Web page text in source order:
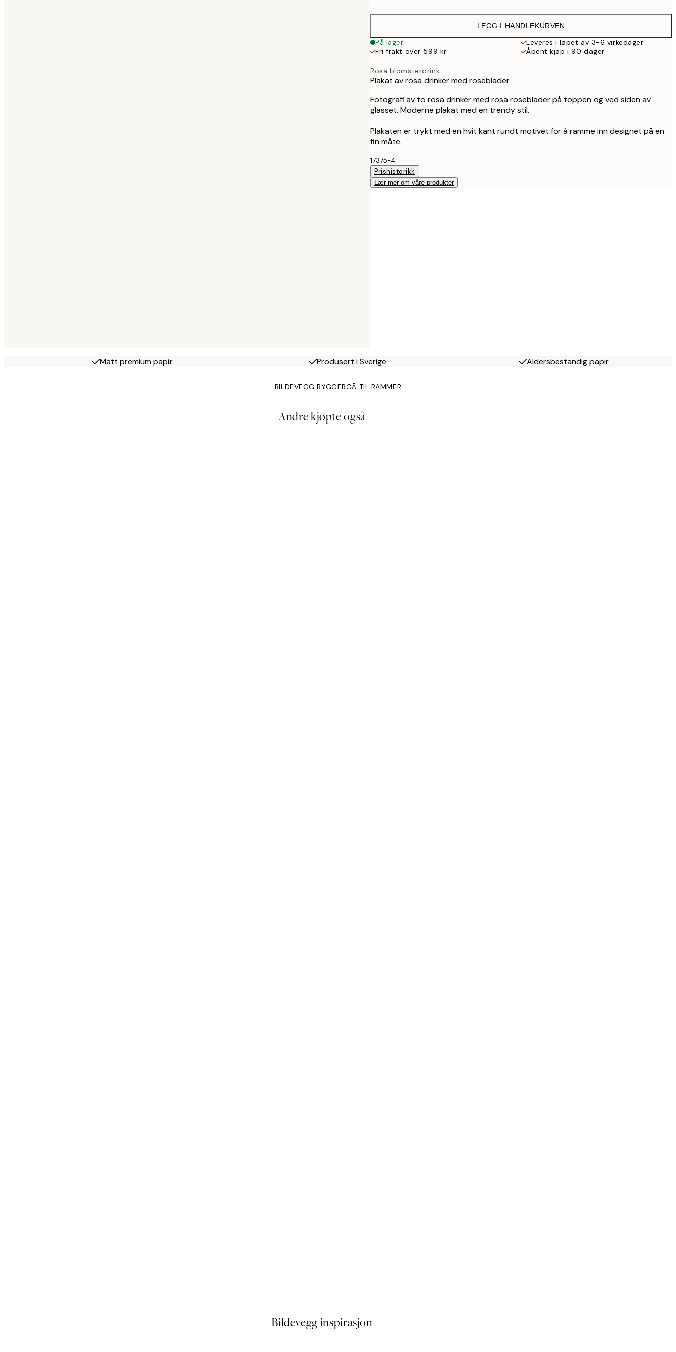
215 kr
359 kr
LEGG I HANDLEKURVEN
På lager
Leveres i løpet av 3-6 virkedager
Fri frakt over 599 kr
Åpent kjøp i 90 dager
Rosa blomsterdrink
Plakat av rosa drinker med roseblader
Fotografi av to rosa drinker med rosa roseblader på toppen og ved siden av
glasset. Moderne plakat med en trendy stil.
Plakaten er trykt med en hvit kant rundt motivet for å ramme inn designet på en
fin måte.
17375-4
Prishistorikk
Lær mer om våre produkter
Matt premium papir Produsert i Sverige Aldersbestandig papir
BILDEVEGG BYGGERGÅ TIL RAMMER
Andre kjøpte også
Bildevegg inspirasjon